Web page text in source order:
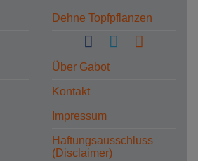
Dehne Topfpflanzen
Über Gabot
Kontakt
Impressum
Haftungsausschluss
(Disclaimer)